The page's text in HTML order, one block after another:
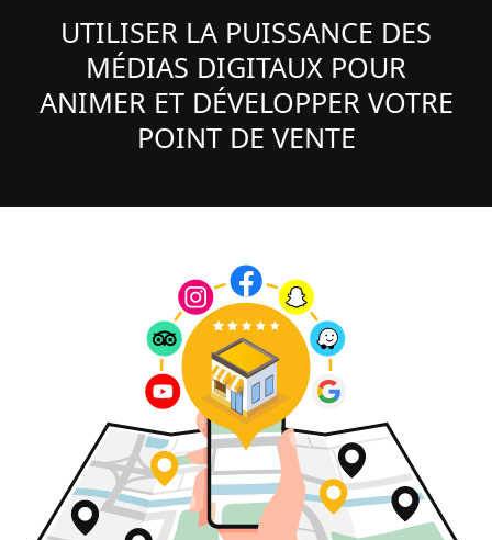
UTILISER LA PUISSANCE DES
MÉDIAS DIGITAUX POUR
ANIMER ET DÉVELOPPER VOTRE
POINT DE VENTE